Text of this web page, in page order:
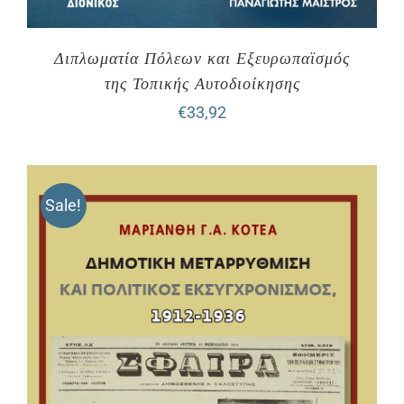
Διπλωματία Πόλεων και Εξευρωπαϊσμός
της Τοπικής Αυτοδιοίκησης
€33,92
Sale!